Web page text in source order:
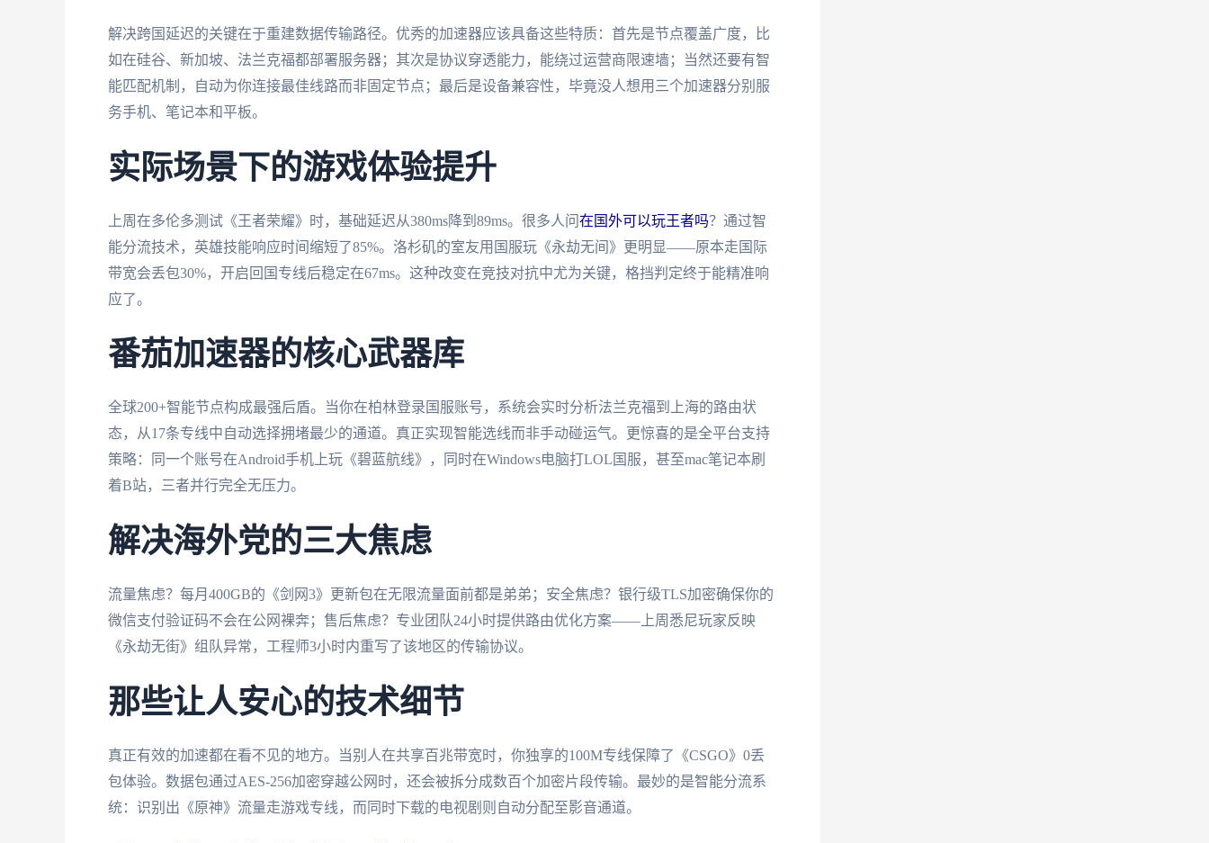
解决跨国延迟的关键在于重建数据传输路径。优秀的加速器应该具备这些特质：首先是节点覆盖广度，比
如在硅谷、新加坡、法兰克福都部署服务器；其次是协议穿透能力，能绕过运营商限速墙；当然还要有智
能匹配机制，自动为你连接最佳线路而非固定节点；最后是设备兼容性，毕竟没人想用三个加速器分别服
务手机、笔记本和平板。
实际场景下的游戏体验提升
上周在多伦多测试《王者荣耀》时，基础延迟从380ms降到89ms。很多人问 在国外可以玩王者吗？通过智
能分流技术，英雄技能响应时间缩短了85%。洛杉矶的室友用国服玩《永劫无间》更明显——原本走国际
带宽会丢包30%，开启回国专线后稳定在67ms。这种改变在竞技对抗中尤为关键，格挡判定终于能精准响
应了。
番茄加速器的核心武器库
全球200+智能节点构成最强后盾。当你在柏林登录国服账号，系统会实时分析法兰克福到上海的路由状
态，从17条专线中自动选择拥堵最少的通道。真正实现智能选线而非手动碰运气。更惊喜的是全平台支持
策略：同一个账号在Android手机上玩《碧蓝航线》，同时在Windows电脑打LOL国服，甚至mac笔记本刷
着B站，三者并行完全无压力。
解决海外党的三大焦虑
流量焦虑？每月400GB的《剑网3》更新包在无限流量面前都是弟弟；安全焦虑？银行级TLS加密确保你的
微信支付验证码不会在公网裸奔；售后焦虑？专业团队24小时提供路由优化方案——上周悉尼玩家反映
《永劫无街》组队异常，工程师3小时内重写了该地区的传输协议。
那些让人安心的技术细节
真正有效的加速都在看不见的地方。当别人在共享百兆带宽时，你独享的100M专线保障了《CSGO》0丢
包体验。数据包通过AES-256加密穿越公网时，还会被拆分成数百个加密片段传输。最妙的是智能分流系
统：识别出《原神》流量走游戏专线，而同时下载的电视剧则自动分配至影音通道。